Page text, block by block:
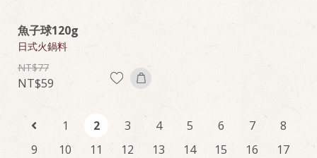
魚子球120g
日式火鍋料
77
59
1 2 3 4 5 6 7
8
9
10 11 12 13 14 15 16
17